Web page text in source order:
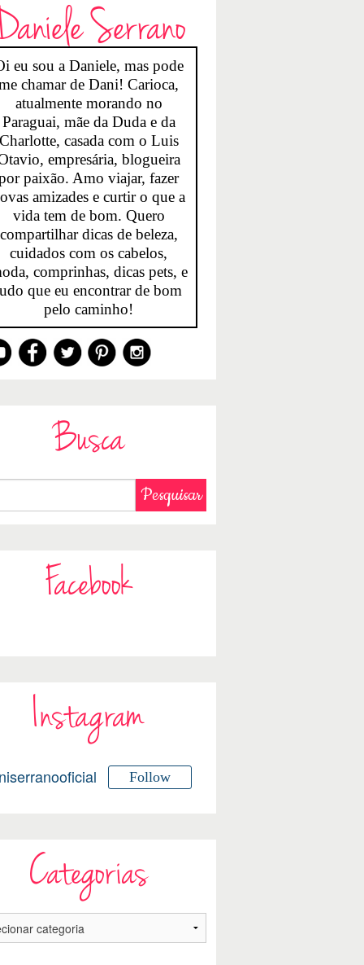
Serrano
eu sou a Daniele, mas pode
chamar de Dani! Carioca,
atualmente morando no
Paraguai, mãe da Duda e da
casada com o Luis
empresária, blogueira
paixão. Amo viajar, fazer
amizades e curtir o que a
vida tem de bom. Quero
compartilhar dicas de beleza,
cuidados com os cabelos,
comprinhas, dicas pets, e
que eu encontrar de bom
pelo caminho!
Busca
Facebook
Instagram
Follow
Categorias